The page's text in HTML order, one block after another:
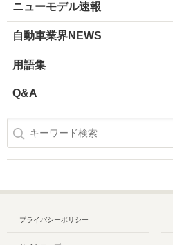
ニューモデル速報
自動車業界NEWS
用語集
Q&A
プライバシーポリシー